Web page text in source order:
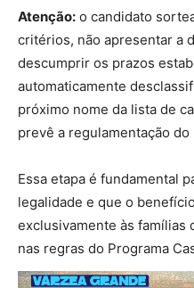
Atenção: o candidato
critérios, não apresentar a
descumprir os prazos
automaticamente
próximo nome da lista de
prevê a regulamentação do
Essa etapa é fundamental
legalidade e que o
exclusivamente às famílias
nas regras do Programa